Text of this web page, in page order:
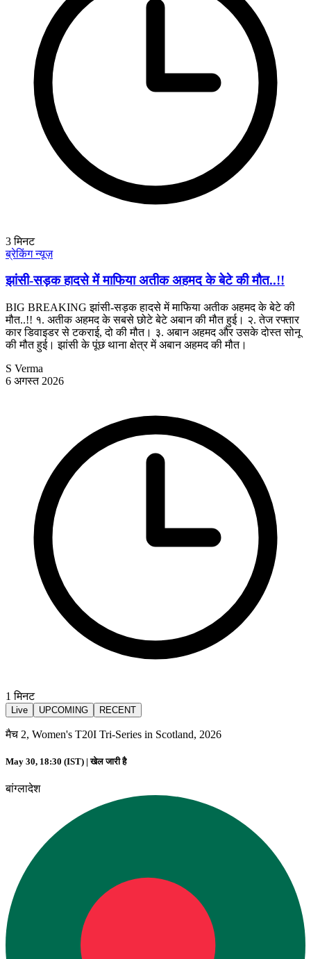
3मिनट
ब्रेकिंग न्यूज़
झांसी-सड़क हादसे में माफिया अतीक अहमद के बेटे की मौत..!!
BIG BREAKING झांसी-सड़क हादसे में माफिया अतीक अहमद के बेटे की
मौत..!! १. अतीक अहमद के सबसे छोटे बेटे अबान की मौत हुई। २. तेज रफ्तार
कार डिवाइडर से टकराई, दो की मौत। ३. अबान अहमद और उसके दोस्त सोनू
की मौत हुई। झांसी के पूंछ थाना क्षेत्र में अबान अहमद की मौत।
S Verma
6 अगस्त 2026
1 मिनट
Live UPCOMING RECENT
मैच 2, Women's T20I Tri-Series in Scotland, 2026
May 30, 18:30 (IST) |खेल जारी है
बांग्लादेश